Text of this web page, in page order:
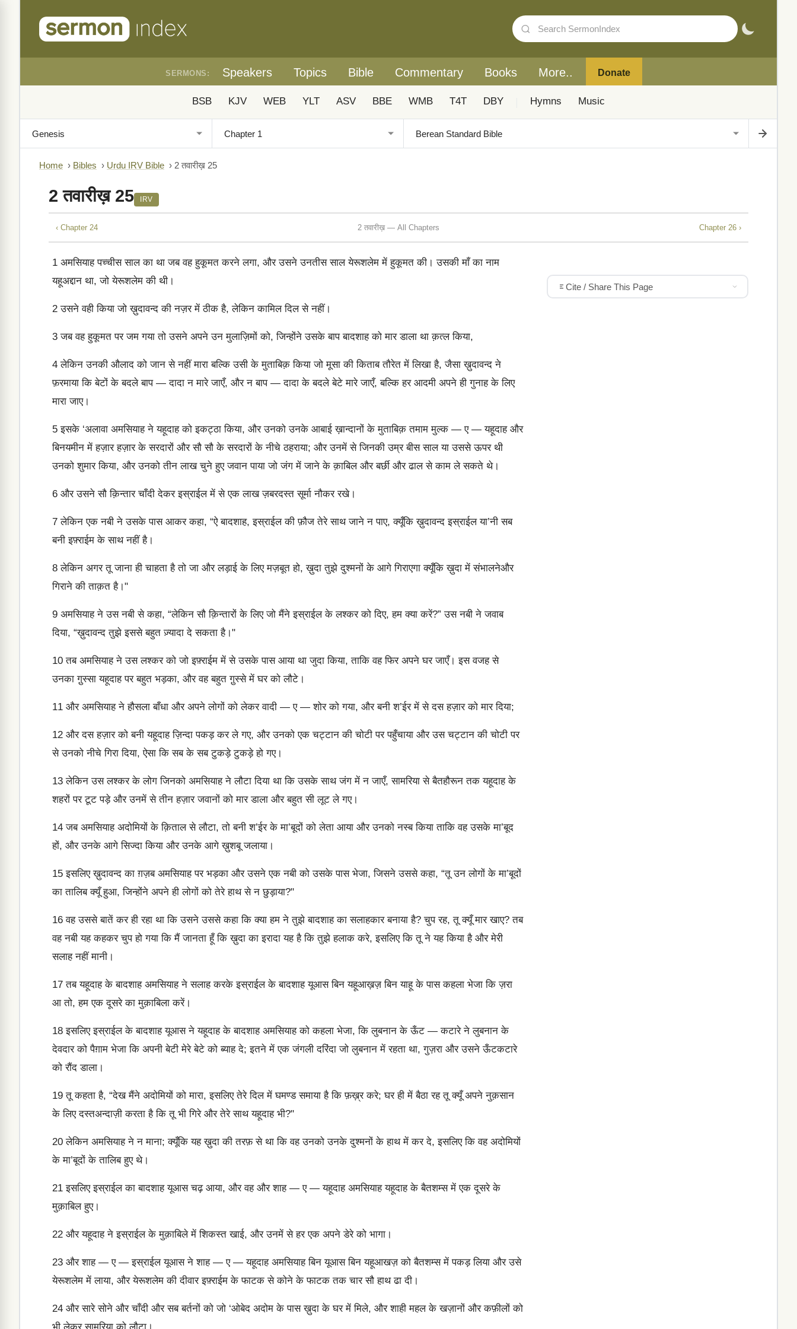
SERMONS: Speakers Topics Bible Commentary Books More.. Donate
BSB KJV WEB YLT ASV BBE WMB T4T DBY Hymns Music
Home › Bibles › Urdu IRV Bible › 2 तवारीख़ 25
2 तवारीख़ 25 IRV
‹ Chapter 24 2 तवारीख़ — All Chapters Chapter 26 ›
1 अमसियाह पच्चीस साल का था जब वह हुकूमत करने लगा, और उसने उनतीस साल येरूशलेम में हुकूमत की। उसकी माँ का नाम
यहूअद्दान था, जो येरूशलेम की थी।
2 उसने वही किया जो ख़ुदावन्द की नज़र में ठीक है, लेकिन कामिल दिल से नहीं।
3 जब वह हुकूमत पर जम गया तो उसने अपने उन मुलाज़िमों को, जिन्होंने उसके बाप बादशाह को मार डाला था क़त्ल किया,
4 लेकिन उनकी औलाद को जान से नहीं मारा बल्कि उसी के मुताबिक़ किया जो मूसा की किताब तौरेत में लिखा है, जैसा ख़ुदावन्द ने
फ़रमाया कि बेटों के बदले बाप — दादा न मारे जाएँ, और न बाप — दादा के बदले बेटे मारे जाएँ, बल्कि हर आदमी अपने ही गुनाह के लिए
मारा जाए।
5 इसके ‘अलावा अमसियाह ने यहूदाह को इकट्ठा किया, और उनको उनके आबाई ख़ान्दानों के मुताबिक़ तमाम मुल्क — ए — यहूदाह और
बिनयमीन में हज़ार हज़ार के सरदारों और सौ सौ के सरदारों के नीचे ठहराया; और उनमें से जिनकी उम्र बीस साल या उससे ऊपर थी
उनको शुमार किया, और उनको तीन लाख चुने हुए जवान पाया जो जंग में जाने के क़ाबिल और बर्छी और ढाल से काम ले सकते थे।
6 और उसने सौ क़िन्तार चाँदी देकर इस्राईल में से एक लाख ज़बरदस्त सूर्मा नौकर रखे।
7 लेकिन एक नबी ने उसके पास आकर कहा, “ऐ बादशाह, इस्राईल की फ़ौज तेरे साथ जाने न पाए, क्यूँकि ख़ुदावन्द इस्राईल या’नी सब
बनी इफ़्राईम के साथ नहीं है।
8 लेकिन अगर तू जाना ही चाहता है तो जा और लड़ाई के लिए मज़बूत हो, ख़ुदा तुझे दुश्मनों के आगे गिराएगा क्यूँकि ख़ुदा में संभालनेऔर
गिराने की ताक़त है।"
9 अमसियाह ने उस नबी से कहा, “लेकिन सौ क़िन्तारों के लिए जो मैंने इस्राईल के लश्कर को दिए, हम क्या करें?” उस नबी ने जवाब
दिया, “ख़ुदावन्द तुझे इससे बहुत ज़्यादा दे सकता है।"
10 तब अमसियाह ने उस लश्कर को जो इफ़्राईम में से उसके पास आया था जुदा किया, ताकि वह फिर अपने घर जाएँ। इस वजह से
उनका गु़स्सा यहूदाह पर बहुत भड़का, और वह बहुत गु़स्से में घर को लौटे।
11 और अमसियाह ने हौसला बाँधा और अपने लोगों को लेकर वादी — ए — शोर को गया, और बनी श’ईर में से दस हज़ार को मार दिया;
12 और दस हज़ार को बनी यहूदाह ज़िन्दा पकड़ कर ले गए, और उनको एक चट्टान की चोटी पर पहुँचाया और उस चट्टान की चोटी पर
से उनको नीचे गिरा दिया, ऐसा कि सब के सब टुकड़े टुकड़े हो गए।
13 लेकिन उस लश्कर के लोग जिनको अमसियाह ने लौटा दिया था कि उसके साथ जंग में न जाएँ, सामरिया से बैतहौरून तक यहूदाह के
शहरों पर टूट पड़े और उनमें से तीन हज़ार जवानों को मार डाला और बहुत सी लूट ले गए।
14 जब अमसियाह अदोमियों के क़िताल से लौटा, तो बनी श’ईर के मा’बूदों को लेता आया और उनको नस्ब किया ताकि वह उसके मा’बूद
हों, और उनके आगे सिज्दा किया और उनके आगे ख़ुशबू जलाया।
15 इसलिए ख़ुदावन्द का ग़ज़ब अमसियाह पर भड़का और उसने एक नबी को उसके पास भेजा, जिसने उससे कहा, “तू उन लोगों के मा’बूदों
का तालिब क्यूँ हुआ, जिन्होंने अपने ही लोगों को तेरे हाथ से न छुड़ाया?"
16 वह उससे बातें कर ही रहा था कि उसने उससे कहा कि क्या हम ने तुझे बादशाह का सलाहकार बनाया है? चुप रह, तू क्यूँ मार खाए? तब
वह नबी यह कहकर चुप हो गया कि मैं जानता हूँ कि ख़ुदा का इरादा यह है कि तुझे हलाक करे, इसलिए कि तू ने यह किया है और मेरी
सलाह नहीं मानी।
17 तब यहूदाह के बादशाह अमसियाह ने सलाह करके इस्राईल के बादशाह यूआस बिन यहूआख़ज़ बिन याहू के पास कहला भेजा कि ज़रा
आ तो, हम एक दूसरे का मुक़ाबिला करें।
18 इसलिए इस्राईल के बादशाह यूआस ने यहूदाह के बादशाह अमसियाह को कहला भेजा, कि लुबनान के ऊँट — कटारे ने लुबनान के
देवदार को पैग़ाम भेजा कि अपनी बेटी मेरे बेटे को ब्याह दे; इतने में एक जंगली दरिंदा जो लुबनान में रहता था, गुज़रा और उसने ऊँटकटारे
को रौंद डाला।
19 तू कहता है, “देख मैंने अदोमियों को मारा, इसलिए तेरे दिल में घमण्ड समाया है कि फ़ख़्र करे; घर ही में बैठा रह तू क्यूँ अपने नुक़सान
के लिए दस्तअन्दाज़ी करता है कि तू भी गिरे और तेरे साथ यहूदाह भी?"
20 लेकिन अमसियाह ने न माना; क्यूँकि यह ख़ुदा की तरफ़ से था कि वह उनको उनके दुश्मनों के हाथ में कर दे, इसलिए कि वह अदोमियों
के मा’बूदों के तालिब हुए थे।
21 इसलिए इस्राईल का बादशाह यूआस चढ़ आया, और वह और शाह — ए — यहूदाह अमसियाह यहूदाह के बैतशम्स में एक दूसरे के
मुक़ाबिल हुए।
22 और यहूदाह ने इस्राईल के मुक़ाबिले में शिकस्त खाई, और उनमें से हर एक अपने डेरे को भागा।
23 और शाह — ए — इस्राईल यूआस ने शाह — ए — यहूदाह अमसियाह बिन यूआस बिन यहूआखज़ को बैतशम्स में पकड़ लिया और उसे
येरूशलेम में लाया, और येरूशलेम की दीवार इफ़्राईम के फाटक से कोने के फाटक तक चार सौ हाथ ढा दी।
24 और सारे सोने और चाँदी और सब बर्तनों को जो ‘ओबेद अदोम के पास ख़ुदा के घर में मिले, और शाही महल के खज़ानों और कफ़ीलों को
Cite / Share This Page